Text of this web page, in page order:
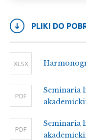
PLIKI DO
XLSX
PDF
Seminaria
PDF
Seminaria